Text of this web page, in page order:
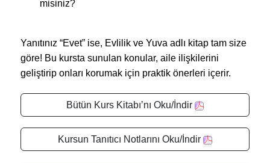
misiniz?
Yanıtınız “Evet” ise, Evlilik ve Yuva adlı kitap tam size
göre! Bu kursta sunulan konular, aile ilişkilerini
geliştirip onları korumak için praktik önerleri içerir.
Bütün Kurs Kitabı’nı Oku/İndir
Kursun Tanıtıcı Notlarını Oku/İndir